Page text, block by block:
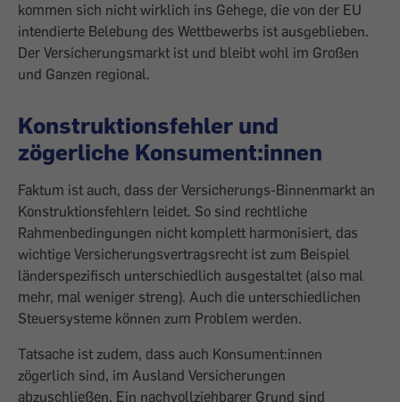
kommen sich nicht wirklich ins Gehege, die von der EU
intendierte Belebung des Wettbewerbs ist ausgeblieben.
Der Versiche­rungsmarkt ist und bleibt wohl im Großen
und Ganzen regional.
Konstruktionsfehler und
zögerliche Konsument:innen
Faktum ist auch, dass der Versicherungs-Binnenmarkt an
Konstruktionsfehlern leidet. So sind rechtliche
Rahmenbedin­gungen nicht komplett harmonisiert, das
wichtige Versicherungsvertragsrecht ist zum Beispiel
länderspezifisch unter­schiedlich ausgestaltet (also mal
mehr, mal weniger streng). Auch die unter­schiedlichen
Steuersysteme können zum Problem werden.
Tatsache ist zudem, dass auch Konsu­ment:innen
zögerlich sind, im Ausland Versicherungen
abzuschließen. Ein nach­vollziehbarer Grund sind